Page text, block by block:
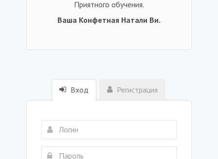
Приятного обучения.
Ваша Конфетная Натали Ви.
Вход Регистрация